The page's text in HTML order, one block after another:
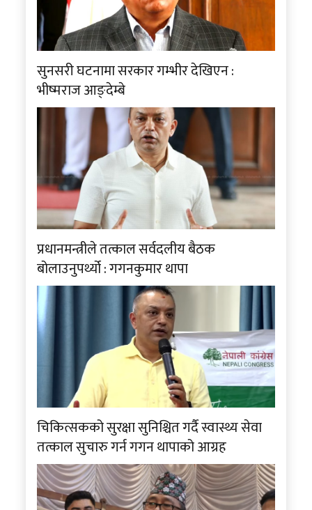
सुनसरी घटनामा सरकार गम्भीर देखिएन :
भीष्मराज आङ्देम्बे
प्रधानमन्त्रीले तत्काल सर्वदलीय बैठक
बोलाउनुपर्थ्यो : गगनकुमार थापा
चिकित्सकको सुरक्षा सुनिश्चित गर्दै स्वास्थ्य सेवा
तत्काल सुचारु गर्न गगन थापाको आग्रह